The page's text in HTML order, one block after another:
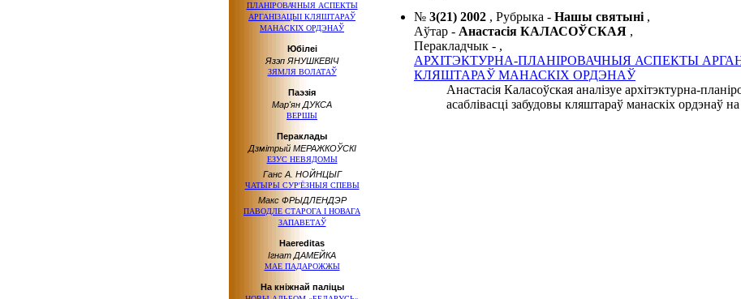
ПЛАНІРОВАЧНЫЯ АСПЕКТЫ
АРГАНІЗАЦЫІ КЛЯШТАРАЎ
МАНАСКІХ ОРДЭНАЎ
Юбілеі
Язэп ЯНУШКЕВІЧ
ЗЯМЛЯ ВОЛАТАЎ
Паэзія
Мар'ян ДУКСА
ВЕРШЫ
Пераклады
Дзмітрый МЕРАЖКОЎСКІ
ЕЗУС НЕВЯДОМЫ
Ганс А. НОЙНЦЫГ
ЧАТЫРЫ СУР'ЁЗНЫЯ СПЕВЫ
Макс ФРЫДЛЕНДЭР
ПАВОДЛЕ СТАРОГА І НОВАГА
ЗАПАВЕТАЎ
Haereditas
Ігнат ДАМЕЙКА
МАЕ ПАДАРОЖЖЫ
На кніжнай паліцы
№ 3(21) 2002 , Рубрыка - Нашы святыні ,
Аўтар - Анастасія КАЛАСОЎСКАЯ ,
Перакладчык - ,
АРХІТЭКТУРНА-ПЛАНІРОВАЧНЫЯ АСПЕКТЫ
КЛЯШТАРАЎ МАНАСКІХ ОРДЭНАЎ
Анастасія Каласоўская аналізуе архітэктурна-
асаблівасці забудовы кляштараў манаскіх ордэнаў на